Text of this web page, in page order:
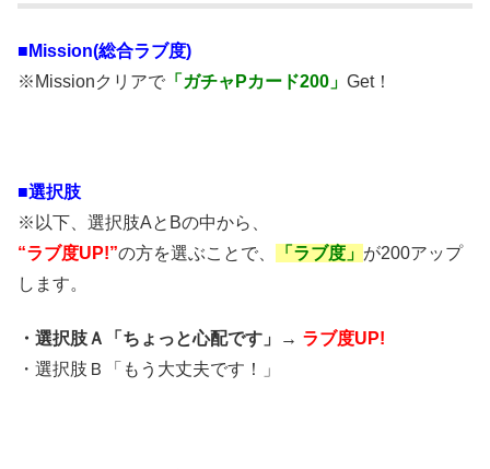
■Mission(総合ラブ度)
※Missionクリアで 「ガチャPカード200」 Get！
■選択肢
※以下、選択肢AとBの中から、
“ラブ度UP!”の方を選ぶことで、 「ラブ度」 が200アップ
します。
・選択肢Ａ「ちょっと心配です」→ ラブ度UP!
・選択肢Ｂ「もう大丈夫です！」